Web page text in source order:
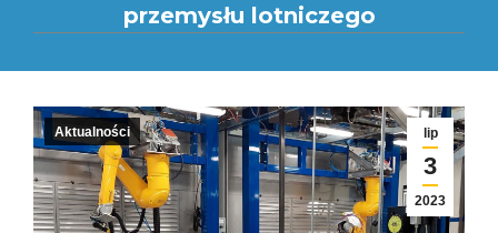
przemysłu lotniczego
lip
3
2023
Aktualności